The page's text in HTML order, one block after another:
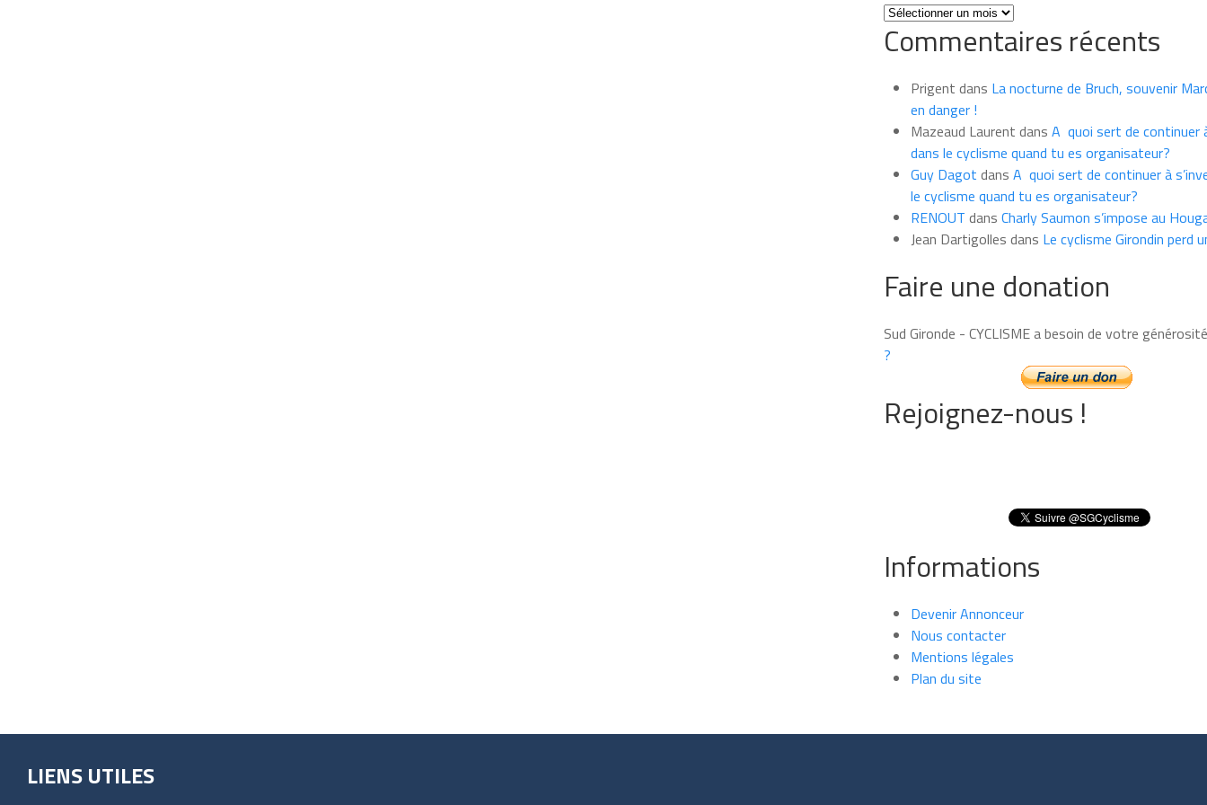
Toutes
les
news
mois
Commentaires récents
Prigent dans La nocturne de Bruch, souvenir
en danger !
Mazeaud Laurent dans A quoi sert de continuer
dans le cyclisme quand tu es organisateur?
Guy Dagot dans A quoi sert de continuer à
le cyclisme quand tu es organisateur?
RENOUT dans Charly Saumon s’impose au
Jean Dartigolles dans Le cyclisme Girondin perd
Faire une donation
Sud Gironde - CYCLISME a besoin de votre
?
Rejoignez-nous !
Informations
Devenir Annonceur
Nous contacter
Mentions légales
Plan du site
LIENS UTILES